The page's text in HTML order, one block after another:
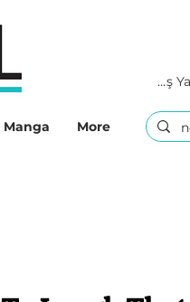
Manga More
Giriş